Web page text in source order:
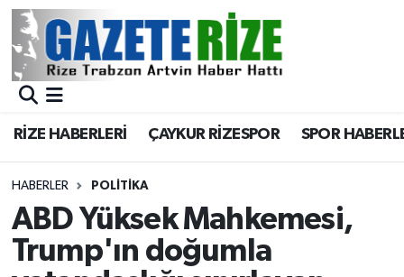
RİZE HABERLERİ ÇAYKUR RİZESPOR SPOR
HABERLER POLİTİKA
ABD Yüksek Mahkemesi,
Trump'ın doğumla
BÖLGEMİZ
Asayiş
Rize Jandarma Komutanlığı
Bilim Teknoloji
Merkez Nöbetçi Eczaneler
Merkez Trafik Yoğunluk Haritası
Süper Lig Puan Durumu ve Fikstür
Tüm Manşetler